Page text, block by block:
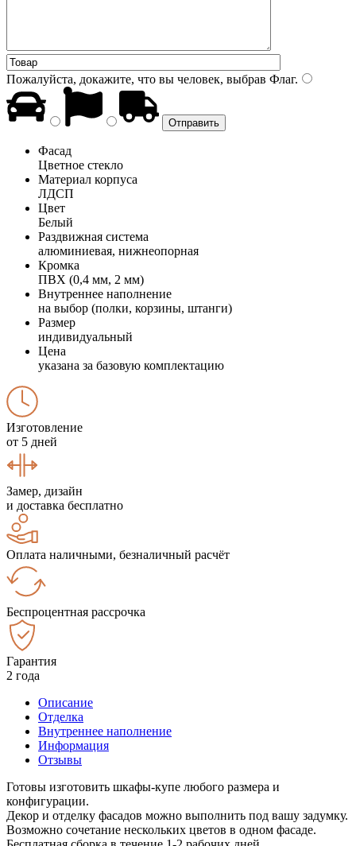
Пожалуйста, докажите, что вы человек, выбрав Флаг.
Фасад
Цветное стекло
Материал корпуса
ЛДСП
Цвет
Белый
Раздвижная система
алюминиевая, нижнеопорная
Кромка
ПВХ (0,4 мм, 2 мм)
Внутреннее наполнение
на выбор (полки, корзины, штанги)
Размер
индивидуальный
Цена
указана за базовую комплектацию
Изготовление
от 5 дней
Замер, дизайн
и доставка бесплатно
Оплата наличными, безналичный расчёт
Беспроцентная рассрочка
Гарантия
2 года
Описание
Отделка
Внутреннее наполнение
Информация
Отзывы
Готовы изготовить шкафы-купе любого размера и
конфигурации.
Декор и отделку фасадов можно выполнить под вашу задумку.
Возможно сочетание нескольких цветов в одном фасаде.